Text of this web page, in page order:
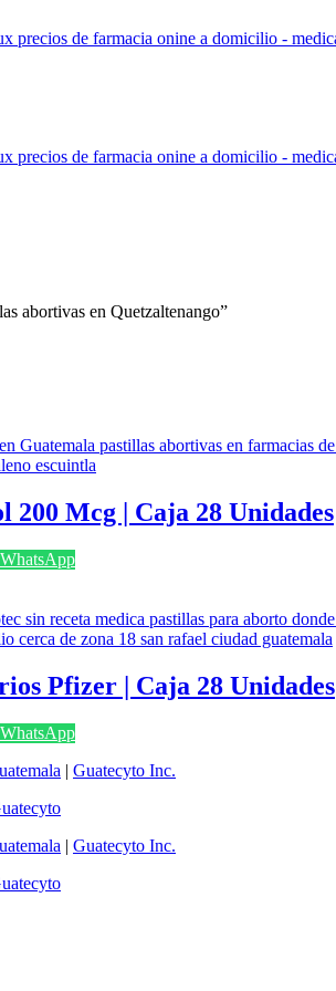
abortivas en Quetzaltenango”
200 Mcg | Caja 28 Unidades
Pfizer | Caja 28 Unidades
| Guatecyto Inc.
| Guatecyto Inc.